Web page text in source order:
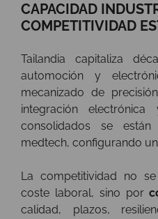
CAPACIDAD
COMPETITIVIDAD
Tailandia capitaliza
automoción y
mecanizado de
integración
consolidados se
medtech, configurando
La competitividad no
coste laboral, sino por
calidad, plazos,